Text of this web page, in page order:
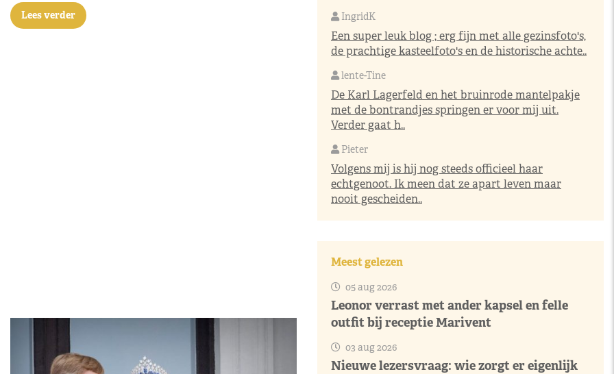
Lees verder IngridK
Een super leuk blog ; erg fijn met alle gezinsfoto's,
de prachtige kasteelfoto's en de historische achte..
lente-Tine
De Karl Lagerfeld en het bruinrode mantelpakje
met de bontrandjes springen er voor mij uit.
Verder gaat h..
Pieter
Volgens mij is hij nog steeds officieel haar
echtgenoot. Ik meen dat ze apart leven maar
nooit gescheiden..
Meest gelezen
05 aug 2026
Leonor verrast met ander kapsel en felle
outfit bij receptie Marivent
03 aug 2026
Nieuwe lezersvraag: wie zorgt er eigenlijk